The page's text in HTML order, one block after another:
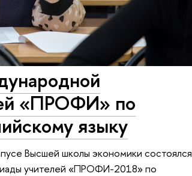
«ПРОФИ» по
языку
Высшей школы экономики состоялся
учителей «ПРОФИ-2018» по